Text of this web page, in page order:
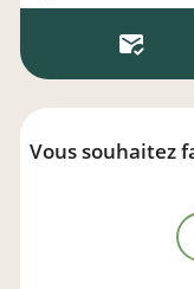
Vous souhaitez